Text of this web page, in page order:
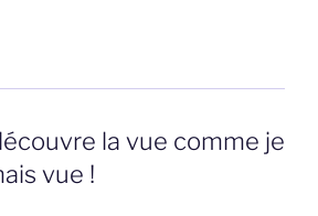
la vue comme je
vue !